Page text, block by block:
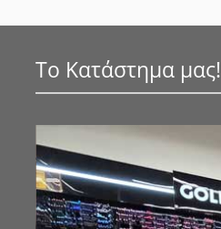
Το Κατάστημα μας!